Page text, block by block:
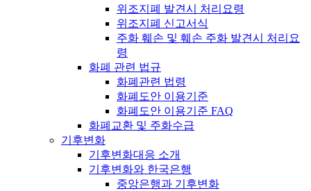
위조지폐 발견시 처리요령
위조지폐 신고서식
주화 훼손 및 훼손 주화 발견시 처리요
령
화폐 관련 법규
화폐관련 법령
화폐도안 이용기준
화폐도안 이용기준 FAQ
화폐교환 및 주화수급
기후변화
기후변화대응 소개
기후변화와 한국은행
중앙은행과 기후변화